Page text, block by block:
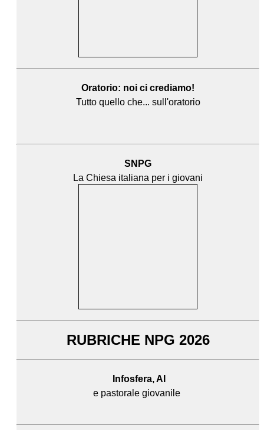
Oratorio: noi ci crediamo!
Tutto quello che... sull'oratorio
SNPG
La Chiesa italiana per i giovani
RUBRICHE NPG 2026
Infosfera, AI
e pastorale giovanile